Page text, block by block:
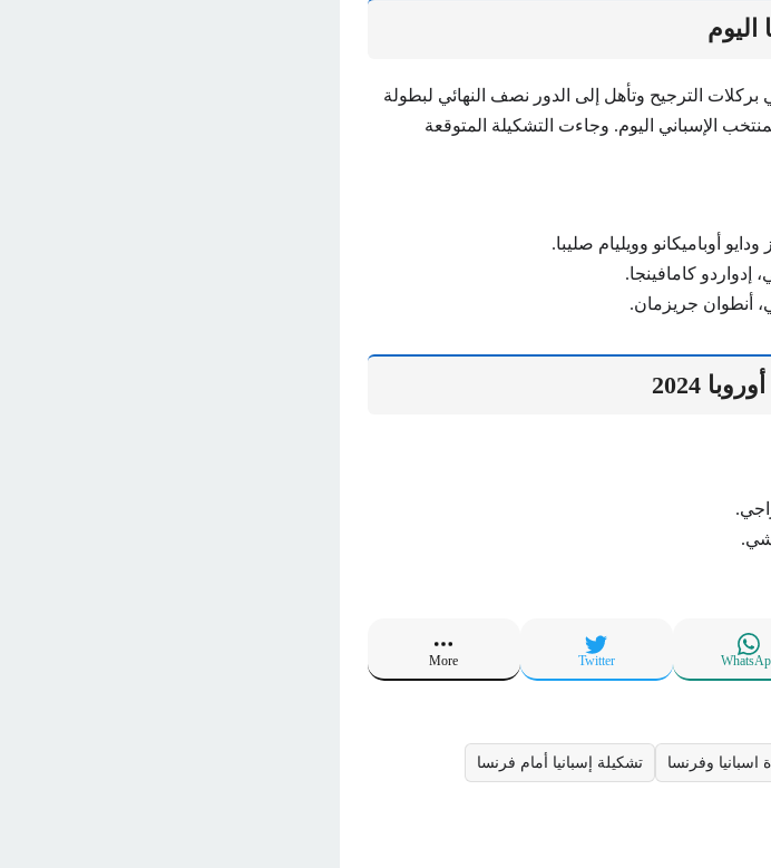
اليوم
الترجيح وتأهل إلى الدور نصف النهائي لبطولة
الإسباني اليوم. وجاءت التشكيلة المتوقعة
أوباميكانو وويليام صليبا.
إدواردو كامافينجا.
أنطوان جريزمان.
2024
Twitter
More
اسبانيا وفرنسا تشكيلة إسبانيا أمام فرنسا